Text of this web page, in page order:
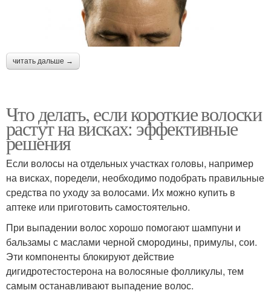
читать дальше →
Что делать, если короткие волоски
растут на висках: эффективные
решения
Если волосы на отдельных участках головы, например
на висках, поредели, необходимо подобрать правильные
средства по уходу за волосами. Их можно купить в
аптеке или приготовить самостоятельно.
При выпадении волос хорошо помогают шампуни и
бальзамы с маслами черной смородины, примулы, сои.
Эти компоненты блокируют действие
дигидротестостерона на волосяные фолликулы, тем
самым останавливают выпадение волос.